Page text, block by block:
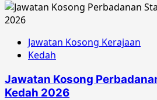
Jawatan Kosong Kerajaan
Kedah
Jawatan Kosong
Kedah 2026